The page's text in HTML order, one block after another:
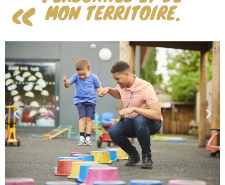
« MON TERRITOIRE.
»